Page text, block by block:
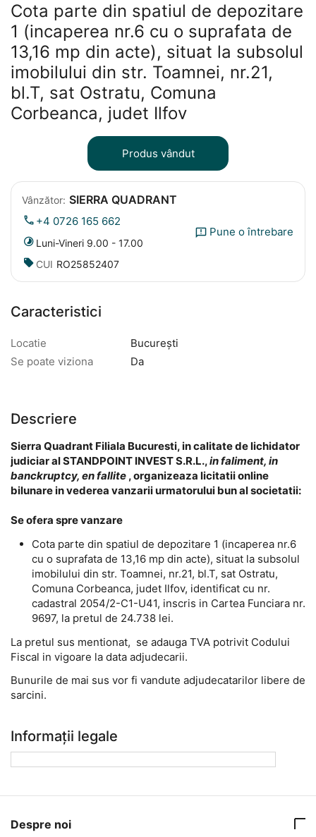
Cota parte din spatiul de depozitare
1 (incaperea nr.6 cu o suprafata de
13,16 mp din acte), situat la subsolul
imobilului din str. Toamnei, nr.21,
bl.T, sat Ostratu, Comuna
Corbeanca, judet Ilfov
Produs vândut
Vânzător: SIERRA QUADRANT
+4 0726 165 662
Luni-Vineri 9.00 - 17.00
CUI RO25852407
Pune o întrebare
Caracteristici
Locatie
București
Se poate viziona
Da
Descriere
Sierra Quadrant Filiala Bucuresti, in calitate de lichidator
judiciar al STANDPOINT INVEST S.R.L.,in faliment, in
banckruptcy, en fallite , organizeaza licitatii online
bilunare in vederea vanzarii urmatorului bun al societatii:
Se ofera spre vanzare
Cota parte din spatiul de depozitare 1 (incaperea nr.6
cu o suprafata de 13,16 mp din acte), situat la subsolul
imobilului din str. Toamnei, nr.21, bl.T, sat Ostratu,
Comuna Corbeanca, judet Ilfov, identificat cu nr.
cadastral 2054/2-C1-U41, inscris in Cartea Funciara nr.
9697, la pretul de 24.738 lei.
La pretul sus mentionat, se adauga TVA potrivit Codului
Fiscal in vigoare la data adjudecarii.
Bunurile de mai sus vor fi vandute adjudecatarilor libere de
sarcini.
Informații legale
Despre noi